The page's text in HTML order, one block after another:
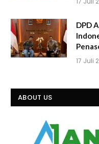
DPD
17 Juli
ABOUT US